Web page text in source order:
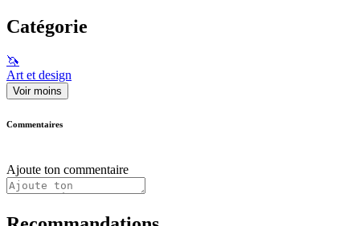
Catégorie
🦄
Art et design
Voir moins
Commentaires
Ajoute ton commentaire